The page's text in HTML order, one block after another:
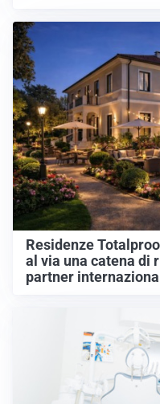
Residenze
al via una catena di
partner